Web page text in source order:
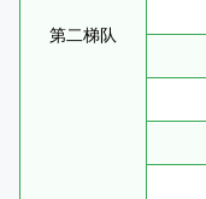
第二梯队